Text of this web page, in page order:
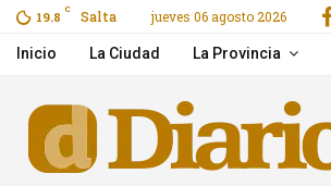
19.8 C Salta jueves 06 agosto 2026
por Flow
Inicio La Ciudad La Provincia